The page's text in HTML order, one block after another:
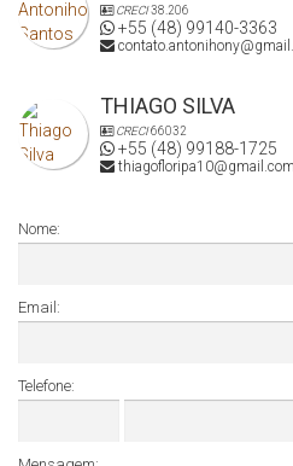
CRECI38.206
+55 (48) 99140-3363
THIAGO SILVA
CRECI66032
+55 (48) 99188-1725
thiagofloripa10@gmail.com
Nome:
Email:
Telefone: